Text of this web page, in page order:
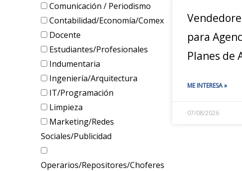
Comunicación / Periodismo
Contabilidad/Economía/Comex
Docente
Estudiantes/Profesionales
Indumentaria
Ingeniería/Arquitectura
IT/Programación
Limpieza
Marketing/Redes
Sociales/Publicidad
Operarios/Repositores/Choferes
para
Planes de
ME INTERESA »
07/08/2026